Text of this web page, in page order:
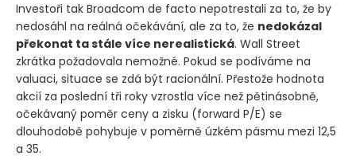
Investoři tak Broadcom de facto nepotrestali za to, že by
nedosáhl na reálná očekávání, ale za to, že nedokázal
překonat ta stále více nerealistická. Wall Street
zkrátka požadovala nemožné. Pokud se podíváme na
valuaci, situace se zdá být racionální. Přestože hodnota
akcií za poslední tři roky vzrostla více než pětinásobně,
očekávaný poměr ceny a zisku (forward P/E) se
dlouhodobě pohybuje v poměrně úzkém pásmu mezi 12,5
a 35.